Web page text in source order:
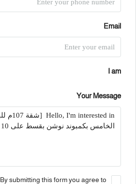
Email
I am
Your Message
By submitting this form you agree to: